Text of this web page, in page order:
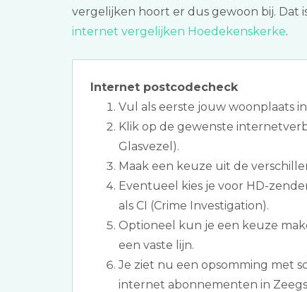
vergelijken hoort er dus gewoon bij. Dat
internet vergelijken Hoedekenskerke.
Internet postcodecheck
Vul als eerste jouw woonplaats
Klik op de gewenste
Glasvezel).
Maak een keuze uit de
Eventueel kies je voor HD-
als CI (Crime Investigation).
Optioneel kun je een keuze
een vaste lijn.
Je ziet nu een opsomming met
internet abonnementen in